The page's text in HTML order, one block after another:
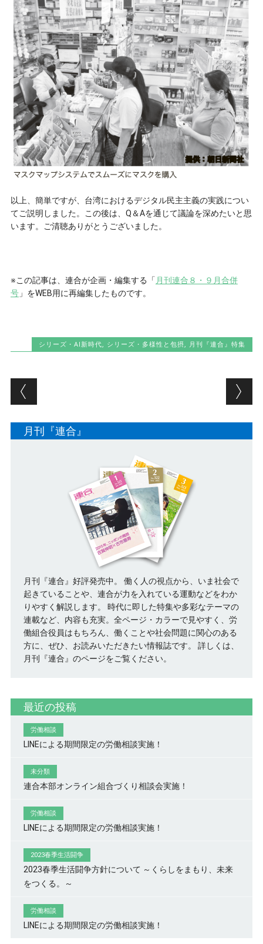
以上、簡単ですが、台湾におけるデジタル民主主義の実践につい
てご説明しました。この後は、Q＆Aを通じて議論を深めたいと思
います。ご清聴ありがとうございました。
※この記事は、連合が企画・編集する「 月刊連合８・９月合併
号」をWEB用に再編集したものです。
シリーズ・AI新時代 シリーズ・多様性と包摂 月刊『連合』特集
Post navigation
月刊『連合』
月刊『連合』好評発売中。 働く人の視点から、いま社会で
起きていることや、連合が力を入れている運動などをわか
りやすく解説します。 時代に即した特集や多彩なテーマの
連載など、内容も充実。全ページ・カラーで見やすく、労
働組合役員はもちろん、働くことや社会問題に関心のある
方に、ぜひ、お読みいただきたい情報誌です。 詳しくは、
月刊『連合』のページをご覧ください。
最近の投稿
労働相談
LINEによる期間限定の労働相談実施！
未分類
連合本部オンライン組合づくり相談会実施！
労働相談
LINEによる期間限定の労働相談実施！
2023春季生活闘争
2023春季生活闘争方針について ～くらしをまもり、未来
をつくる。～
労働相談
LINEによる期間限定の労働相談実施！